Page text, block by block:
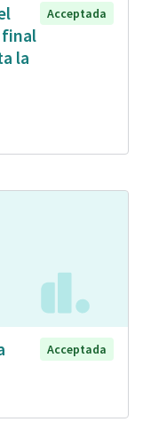
final
la
Acceptada
Acceptada